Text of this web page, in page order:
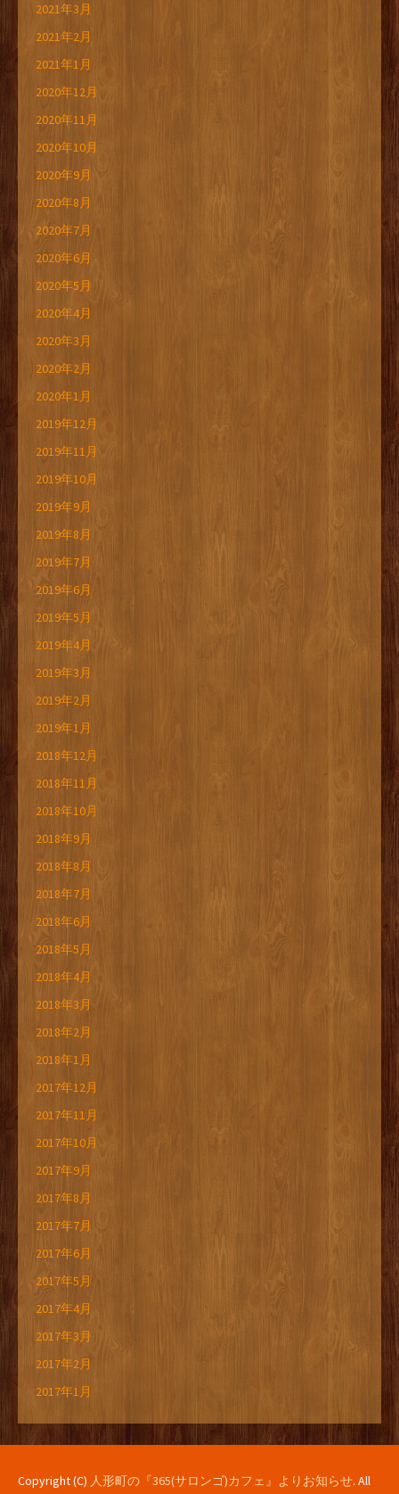
2021年3月
2021年2月
2021年1月
2020年12月
2020年11月
2020年10月
2020年9月
2020年8月
2020年7月
2020年6月
2020年5月
2020年4月
2020年3月
2020年2月
2020年1月
2019年12月
2019年11月
2019年10月
2019年9月
2019年8月
2019年7月
2019年6月
2019年5月
2019年4月
2019年3月
2019年2月
2019年1月
2018年12月
2018年11月
2018年10月
2018年9月
2018年8月
2018年7月
2018年6月
2018年5月
2018年4月
2018年3月
2018年2月
2018年1月
2017年12月
2017年11月
2017年10月
2017年9月
2017年8月
2017年7月
2017年6月
2017年5月
2017年4月
2017年3月
2017年2月
2017年1月
Copyright (C) 人形町の『365(サロンゴ)カフェ』よりお知らせ. All